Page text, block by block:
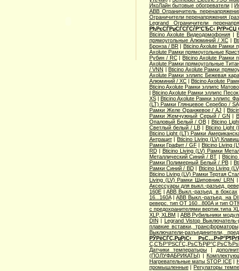
ИкоЛайн бытовые обогреватели|
ABB Ограничитель
Ограничители перенапряжения
Legrand Ограничители
РђРєСЃРµСЃСЃСѓР°СЂС‹
Bticino Axolute Видеодомофония|
прямоугольные Алюминий / XC|
Бронза / BR | Bticino Axolute Рамки
Axolute Рамки прямоугольные
Рубин / RC|Bticino Axolute Рамки
Axolute Рамки прямоугольные
/ VNN |Bticino Axolute Рамки
Axolute Рамки эллипс Бежевая
Алюминий / XC|Bticino Axolute
Bticino Axolute Рамки эллипс
| Bticino Axolute Рамки эллипс
XS| Bticino Axolute Рамки эллипс
(LT) Рамки Глянцевое Серебро / SA
Рамки Желе Оранжевое / AJ |
Рамки Жемчужный Серый / GN |
Опаловый Белый / OB| Bticino
Светлый белый / LB| Bticino Light
Bticino Light (LT) Рамки
Антрацит|Bticino Living (LV)
Рамки Графит / GF| Bticino Living
RD| Bticino Living (LV) Рамки
Металлический Синий / BT |
Рамки Полимерный Белый / PB |
Рамки Синий / BD| Bticino Living
Bticino Living (LV) Рамки Тертая
Living (LV) Рамки Шиповник/ LRN
Аксессуары для выкл.-разъед.
160E|ABB Выкл.-разъед. в боксах
16...160A|ABB Выкл.-разъед. на
реверс. тип OT 160...800A и тип
с предохранителями вертик.типа
XLP, XLBM | ABB Рубильники
DIN | Legrand Vistop
плавкие вставки,
Выключатели-разъединители,
РЎРёСЃС‚РµРјС‹
Датчики температыры|
(ПОЛУФАБРИКАТЫ) |
Нагревательные маты STOP ICE|
промышленные|Регулаторы